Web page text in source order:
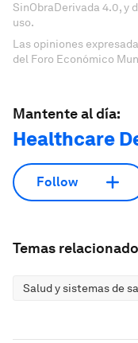
SinObraDerivada 4.0, y
uso.
Las opiniones
del Foro Económico
Mantente al día:
Healthcare
Follow
Temas
Salud y sistemas de